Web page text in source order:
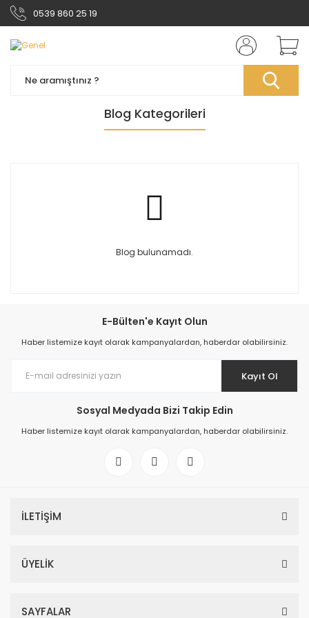
0539 860 25 19
Blog Kategorileri
Blog bulunamadı.
E-Bülten'e Kayıt Olun
Haber listemize kayıt olarak kampanyalardan, haberdar olabilirsiniz.
Kayıt Ol
Sosyal Medyada Bizi Takip Edin
Haber listemize kayıt olarak kampanyalardan, haberdar olabilirsiniz.
İLETİŞİM
ÜYELİK
SAYFALAR